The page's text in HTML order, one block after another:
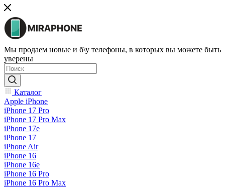
Мы продаем новые и б\у телефоны, в которых вы можете быть
уверены
Каталог
Apple iPhone
iPhone 17 Pro
iPhone 17 Pro Max
iPhone 17e
iPhone 17
iPhone Air
iPhone 16
iPhone 16e
iPhone 16 Pro
iPhone 16 Pro Max